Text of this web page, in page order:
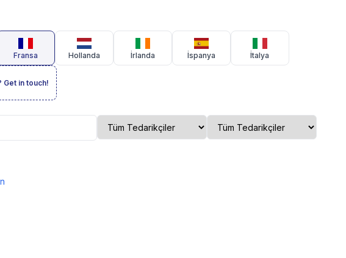
Fransa Hollanda İrlanda İspanya İtalya
Get in touch!